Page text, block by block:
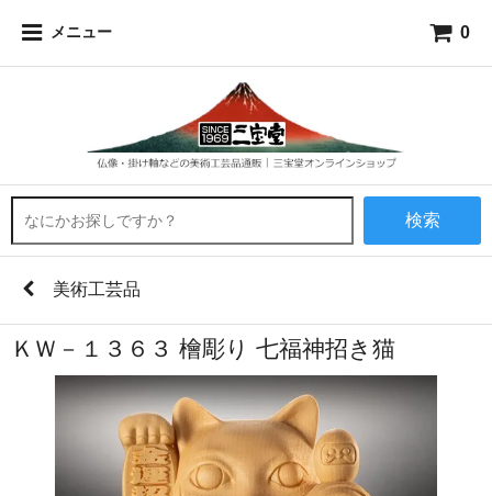
メニュー 0
検索
美術工芸品
ＫＷ－１３６３ 檜彫り 七福神招き猫